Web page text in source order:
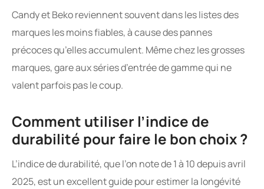
Candy et Beko reviennent souvent dans les listes des
marques les moins fiables, à cause des pannes
précoces qu’elles accumulent. Même chez les grosses
marques, gare aux séries d’entrée de gamme qui ne
valent parfois pas le coup.
Comment utiliser l’indice de
durabilité pour faire le bon choix ?
L’indice de durabilité, que l’on note de 1 à 10 depuis avril
2025, est un excellent guide pour estimer la longévité